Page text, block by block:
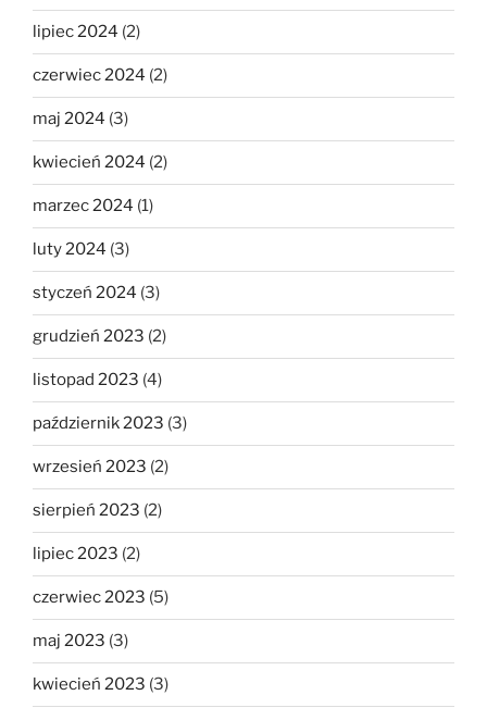
lipiec 2024 (2)
czerwiec 2024 (2)
maj 2024 (3)
kwiecień 2024 (2)
marzec 2024 (1)
luty 2024 (3)
styczeń 2024 (3)
grudzień 2023 (2)
listopad 2023 (4)
październik 2023 (3)
wrzesień 2023 (2)
sierpień 2023 (2)
lipiec 2023 (2)
czerwiec 2023 (5)
maj 2023 (3)
kwiecień 2023 (3)